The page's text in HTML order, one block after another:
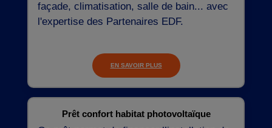
façade, climatisation, salle de bain... avec
l'expertise des Partenaires EDF.
EN SAVOIR PLUS
Prêt confort habitat photovoltaïque